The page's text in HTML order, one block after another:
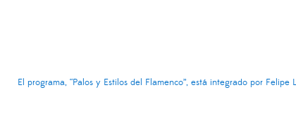
El programa, “Palos y Estilos del Flamenco”, está integrado por Felipe